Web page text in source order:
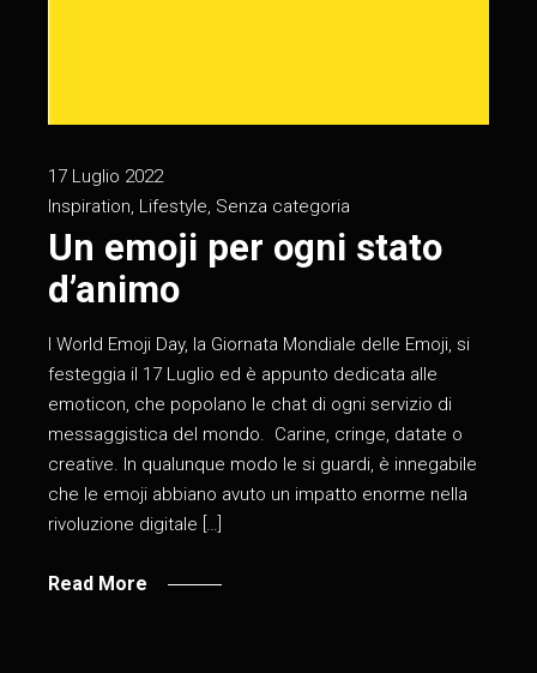
17 Luglio 2022
Inspiration, Lifestyle, Senza categoria
Un emoji per ogni stato
d’animo
l World Emoji Day, la Giornata Mondiale delle Emoji, si
festeggia il 17 Luglio ed è appunto dedicata alle
emoticon, che popolano le chat di ogni servizio di
messaggistica del mondo. Carine, cringe, datate o
creative. In qualunque modo le si guardi, è innegabile
che le emoji abbiano avuto un impatto enorme nella
rivoluzione digitale […]
Read More